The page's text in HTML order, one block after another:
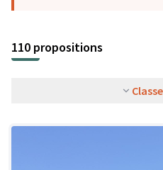
110 propositions